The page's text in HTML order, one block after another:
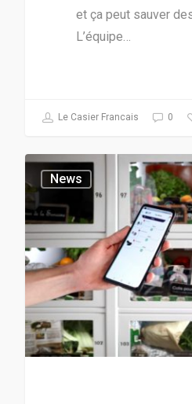
et ça peut sauver
L’équipe…
Le Casier Francais 0
News